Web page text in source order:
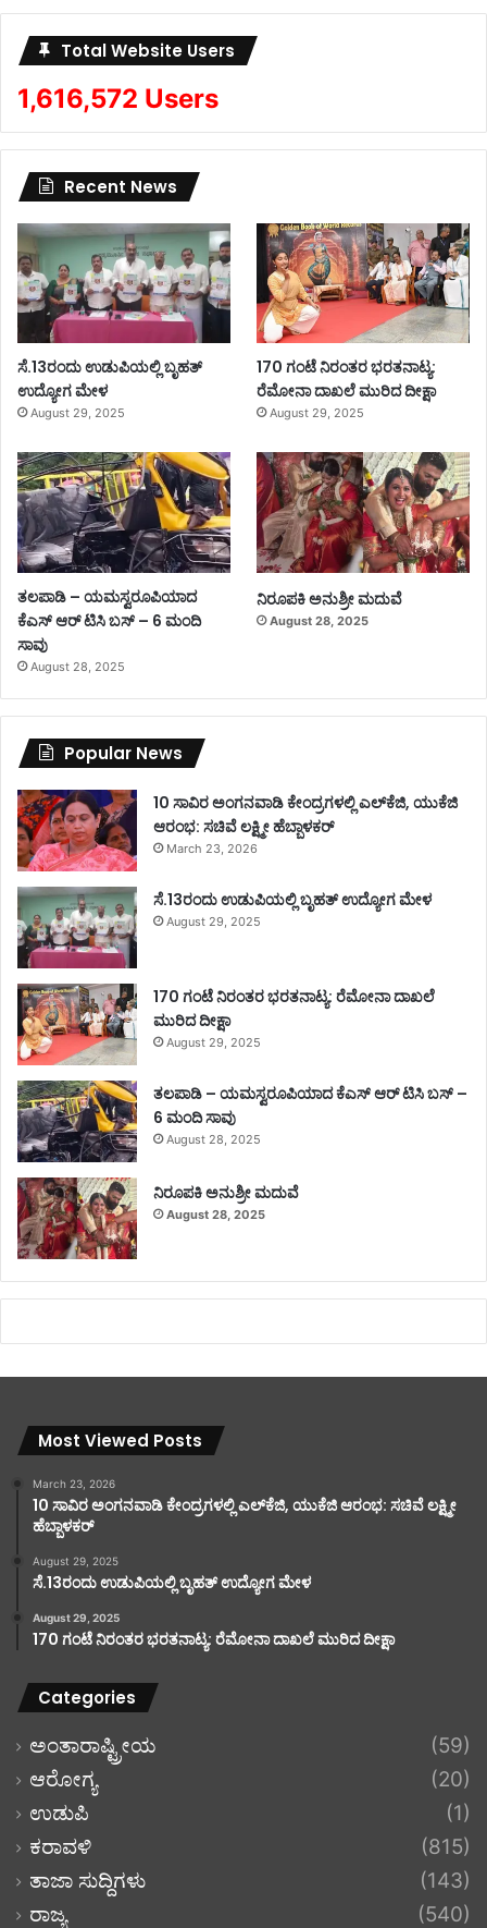
Total Website Users
1,616,572 Users
Recent News
ಸೆ.13ರಂದು ಉಡುಪಿಯಲ್ಲಿ ಬೃಹತ್
ಉದ್ಯೋಗ ಮೇಳ
August 29, 2025
170 ಗಂಟೆ ನಿರಂತರ ಭರತನಾಟ್ಯ:
ರೆಮೋನಾ ದಾಖಲೆ ಮುರಿದ ದೀಕ್ಷಾ
August 29, 2025
ತಲಪಾಡಿ – ಯಮಸ್ವರೂಪಿಯಾದ
ಕೆಎಸ್ ಆರ್ ಟಿಸಿ ಬಸ್ – 6 ಮಂದಿ
ಸಾವು
August 28, 2025
ನಿರೂಪಕಿ ಅನುಶ್ರೀ ಮದುವೆ
August 28, 2025
Popular News
10 ಸಾವಿರ ಅಂಗನವಾಡಿ ಕೇಂದ್ರಗಳಲ್ಲಿ ಎಲ್‌ಕೆಜಿ, ಯುಕೆಜಿ
ಆರಂಭ: ಸಚಿವೆ ಲಕ್ಷ್ಮೀ ಹೆಬ್ಬಾಳಕರ್
March 23, 2026
ಸೆ.13ರಂದು ಉಡುಪಿಯಲ್ಲಿ ಬೃಹತ್ ಉದ್ಯೋಗ ಮೇಳ
August 29, 2025
170 ಗಂಟೆ ನಿರಂತರ ಭರತನಾಟ್ಯ: ರೆಮೋನಾ ದಾಖಲೆ
ಮುರಿದ ದೀಕ್ಷಾ
August 29, 2025
ತಲಪಾಡಿ – ಯಮಸ್ವರೂಪಿಯಾದ ಕೆಎಸ್ ಆರ್ ಟಿಸಿ ಬಸ್ –
6 ಮಂದಿ ಸಾವು
August 28, 2025
ನಿರೂಪಕಿ ಅನುಶ್ರೀ ಮದುವೆ
August 28, 2025
Most Viewed Posts
March 23, 2026
10 ಸಾವಿರ ಅಂಗನವಾಡಿ ಕೇಂದ್ರಗಳಲ್ಲಿ ಎಲ್‌ಕೆಜಿ, ಯುಕೆಜಿ ಆರಂಭ: ಸಚಿವೆ ಲಕ್ಷ್ಮೀ
ಹೆಬ್ಬಾಳಕರ್
August 29, 2025
ಸೆ.13ರಂದು ಉಡುಪಿಯಲ್ಲಿ ಬೃಹತ್ ಉದ್ಯೋಗ ಮೇಳ
August 29, 2025
170 ಗಂಟೆ ನಿರಂತರ ಭರತನಾಟ್ಯ: ರೆಮೋನಾ ದಾಖಲೆ ಮುರಿದ ದೀಕ್ಷಾ
Categories
ಅಂತಾರಾಷ್ಟ್ರೀಯ
(59)
ಆರೋಗ್ಯ
(20)
ಉಡುಪಿ
(1)
ಕರಾವಳಿ
(815)
ತಾಜಾ ಸುದ್ದಿಗಳು
(143)
ರಾಜ್ಯ
(540)